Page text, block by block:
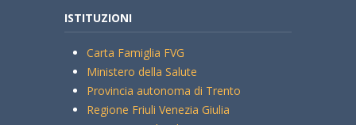
ISTITUZIONI
Carta Famiglia FVG
Ministero della Salute
Provincia autonoma di Trento
Regione Friuli Venezia Giulia